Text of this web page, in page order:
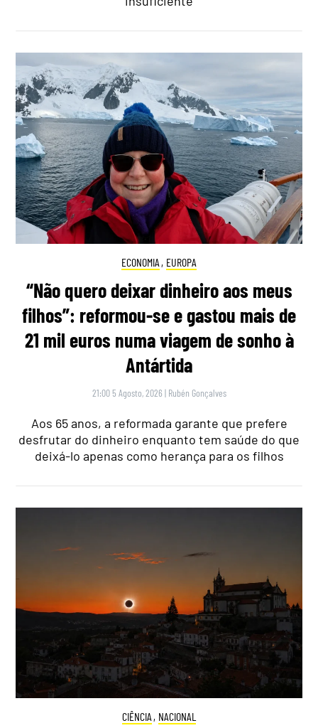
ECONOMIA , EUROPA
“Não quero deixar dinheiro aos meus
filhos”: reformou-se e gastou mais de
21 mil euros numa viagem de sonho à
Antártida
21:00 5 Agosto, 2026 | Rubén Gonçalves
Aos 65 anos, a reformada garante que prefere
desfrutar do dinheiro enquanto tem saúde do que
deixá-lo apenas como herança para os filhos
CIÊNCIA , NACIONAL